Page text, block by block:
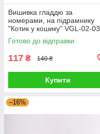
Вишивка гладдю за
номерами, на підрамнику
"Котик у кошику" VGL-02-03
G-Rich
Готово до відправки
117 ₴ 140 ₴
Купити
–16%